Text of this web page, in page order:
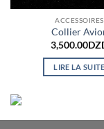
ACCESSOIRES
Collier
3,500.00
LIRE LA SUITE